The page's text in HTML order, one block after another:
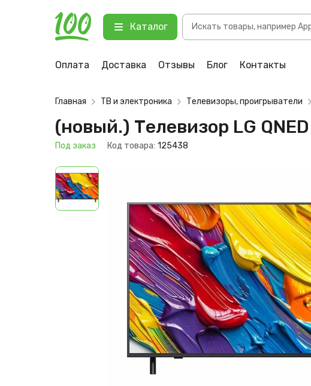
Каталог
Поиск
товаров
Оплата Доставка Отзывы Блог Контакты
(новый.) Телевизор LG QNED AI QNED82
123 Под заказ
Главная ТВ и электроника Телевизоры, проигрыватели
(новый.) Телевизор LG
Под заказ Код товара: 125438